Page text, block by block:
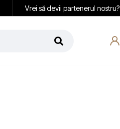
Vrei să devii partenerul nostru?